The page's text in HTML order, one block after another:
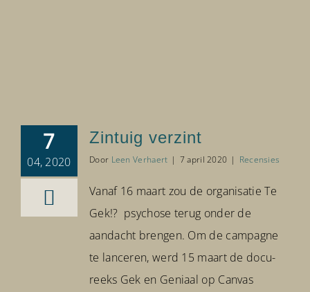
7
04, 2020
Zintuig verzint
Door Leen Verhaert | 7 april 2020 | Recensies
Vanaf 16 maart zou de organisatie Te
Gek!? psychose terug onder de
aandacht brengen. Om de campagne
te lanceren, werd 15 maart de docu-
reeks Gek en Geniaal op Canvas